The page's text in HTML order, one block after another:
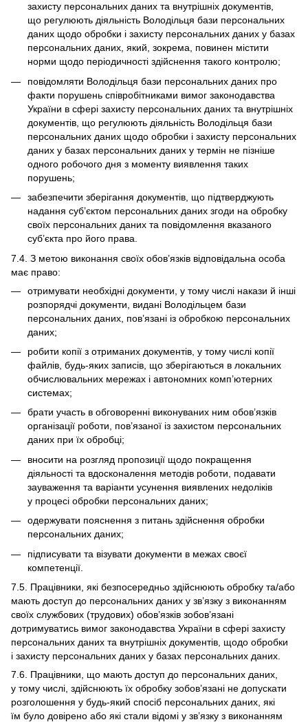
захисту персональних даних та внутрішніх документів,
що регулюють діяльність Володільця бази персональних
даних щодо обробки і захисту персональних даних у базах
персональних даних, який, зокрема, повинен містити
норми щодо періодичності здійснення такого контролю;
повідомляти Володільця бази персональних даних про
факти порушень співробітниками вимог законодавства
України в сфері захисту персональних даних та внутрішніх
документів, що регулюють діяльність Володільця бази
персональних даних щодо обробки і захисту персональних
даних у базах персональних даних у термін не пізніше
одного робочого дня з моменту виявлення таких
порушень;
забезпечити зберігання документів, що підтверджують
надання суб’єктом персональних даних згоди на обробку
своїх персональних даних та повідомлення вказаного
суб’єкта про його права.
7.4. З метою виконання своїх обов’язків відповідальна особа
має право:
отримувати необхідні документи, у тому числі накази й інші
розпорядчі документи, видані Володільцем бази
персональних даних, пов’язані із обробкою персональних
даних;
робити копії з отриманих документів, у тому числі копії
файлів, будь-яких записів, що зберігаються в локальних
обчислювальних мережах і автономних комп’ютерних
системах;
брати участь в обговоренні виконуваних ним обов’язків
організації роботи, пов’язаної із захистом персональних
даних при їх обробці;
вносити на розгляд пропозиції щодо покращення
діяльності та вдосконалення методів роботи, подавати
зауваження та варіанти усунення виявлених недоліків
у процесі обробки персональних даних;
одержувати пояснення з питань здійснення обробки
персональних даних;
підписувати та візувати документи в межах своєї
компетенції.
7.5. Працівники, які безпосередньо здійснюють обробку та/або
мають доступ до персональних даних у зв’язку з виконанням
своїх службових (трудових) обов’язків зобов’язані
дотримуватись вимог законодавства України в сфері захисту
персональних даних та внутрішніх документів, щодо обробки
і захисту персональних даних у базах персональних даних.
7.6. Працівники, що мають доступ до персональних даних,
у тому числі, здійснюють їх обробку зобов’язані не допускати
розголошення у будь-який спосіб персональних даних, які
їм було довірено або які стали відомі у зв’язку з виконанням